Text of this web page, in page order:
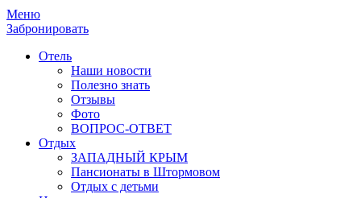
Меню
Забронировать
Отель
Наши новости
Полезно знать
Отзывы
Фото
ВОПРОС-ОТВЕТ
Отдых
ЗАПАДНЫЙ КРЫМ
Пансионаты в Штормовом
Отдых с детьми